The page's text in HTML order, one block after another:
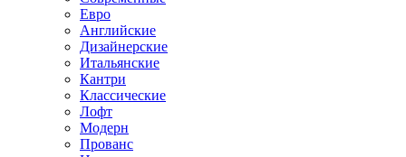
Евро
Английские
Дизайнерские
Итальянские
Кантри
Классические
Лофт
Модерн
Прованс